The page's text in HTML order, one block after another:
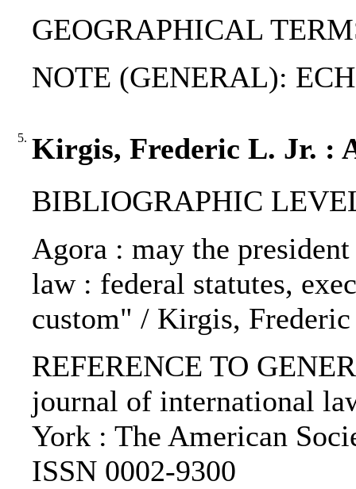
GEOGRAPHICAL
NOTE (GENERAL):
5. Kirgis, Frederic L. Jr. :
BIBLIOGRAPHIC
Agora : may the
law : federal statutes,
custom" / Kirgis,
REFERENCE TO
journal of international
York : The American
ISSN 0002-9300